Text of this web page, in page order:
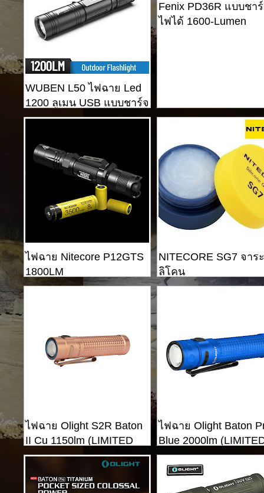
WUBEN L50 ไฟฉาย Led
1200 ลูเมน USB แบบชาร์จ
ไฟยุทธวิธี
Fenix ​​PD36R แบบชา
ไฟได้ 1600-Lumen
ไฟฉาย Nitecore P12GTS
1800LM
NITECORE SG7 จาร
ลิโคน
ไฟฉาย Olight S2R Baton
II Cu 1150lm (LIMITED
EDITION)
ไฟฉาย Olight Baton
Blue 2000lm
EDITION)